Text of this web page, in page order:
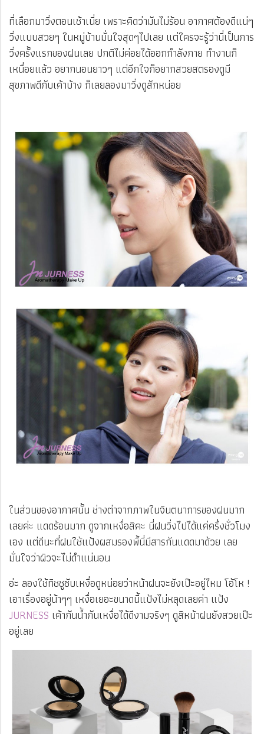
ที่เลือกมาวิ่งตอนเช้าเนี่ย เพราะคิดว่ามันไม่ร้อน อากาศต้องดีแน่ๆ
วิ่งแบบสวยๆ ในหมู่บ้านมั่นใจสุดๆไปเลย แต่ใครจะรู้ว่านี่เป็นการ
วิ่งครั้งแรกของฝนเลย ปกติไม่ค่อยได้ออกกำลังกาย ทำงานก็
เหนื่อยแล้ว อยากนอนยาวๆ แต่อีกใจก็อยากสวยสตรองดูมี
สุขภาพดีกับเค้าบ้าง ก็เลยลองมาวิ่งดูสักหน่อย
ในส่วนของอากาศนั้น ช่างต่าจากภาพในจินตนาการของฝนมาก
เลยค่ะ แดดร้อนมาก ดูจากเหงื่อสิคะ นี่ฝนวิ่งไปได้แค่ครึ่งชั่วโมง
เอง แต่ดีนะที่ฝนใช้แป้งผสมรองพื้นี่มีสารกันแดดมาด้วย เลย
มั่นใจว่าผิวจะไม่ดำแน่นอน
อ่ะ ลองใช้ทิชชูซับเหงื่อดูหน่อยว่าหน้าฝนจะยังเป๊ะอยู่ไหม โอ้โห !
เอาเรื่องอยู่น้าๆๆ เหงื่อเยอะขนาดนี้แป้งไม่หลุดเลยค่า แป้ง
JURNESS เค้ากันน้ำกันเหงื่อได้ดีงามจริงๆ ดูสิหน้าฝนยังสวยเป๊ะ
อยู่เลย